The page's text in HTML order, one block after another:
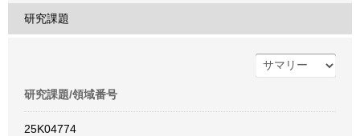
研究課題
研究課題/領域番号
25K04774